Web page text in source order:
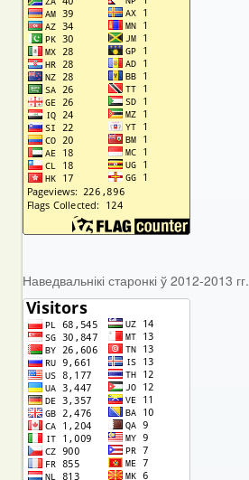
Наведвальнікі старонкі ў 2012-2013 гг.